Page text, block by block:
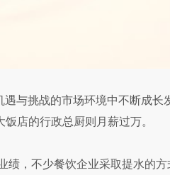
挑战的市场环境中不断成长
店的行政总厨则月薪过万。
不少餐饮企业采取提水的方